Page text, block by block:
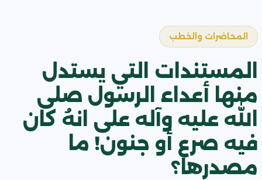
المحاضرات والخطب
المستندات التي يستدل
منها أعداء الرسول صلى
الله عليه وآله على انهُ كان
فيه صرع أو جنون! ما
مصدرها؟